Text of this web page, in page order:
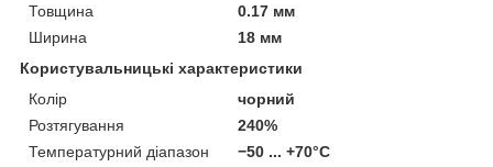
Товщина
0.17 мм
Ширина
18 мм
Користувальницькі характеристики
Колiр
чорний
Розтягування
240%
Температурний діапазон
−50 ... +70°C